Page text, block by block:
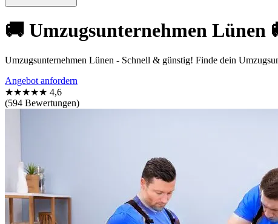
🚚 Umzugsunternehmen Lünen
Umzugsunternehmen Lünen - Schnell & günstig! Finde dein
Angebot anfordern
★★★★★ 4,6
(594 Bewertungen)